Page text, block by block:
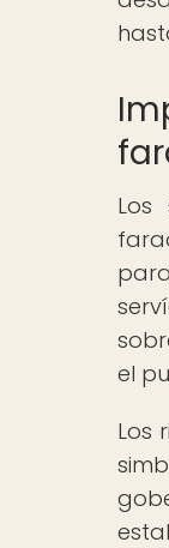
el
Los